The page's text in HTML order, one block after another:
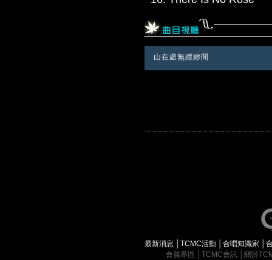
山在虛無縹緲間
最新消息 │TCMC活動 │合唱知識家 │
會員專區
TCMC會訊 關於